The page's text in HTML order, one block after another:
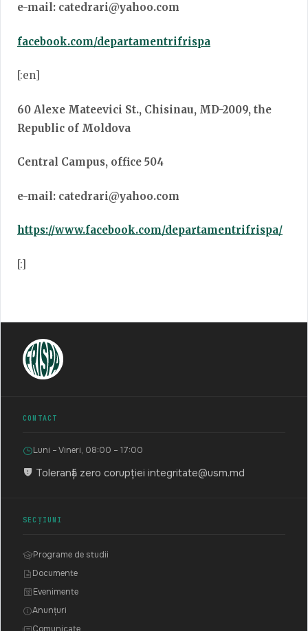
e-mail: catedrari@yahoo.com
facebook.com/departamentrifrispa
[:en]
60 Alexe Mateevici St., Chisinau, MD-2009, the
Republic of Moldova
Central Campus, office 504
e-mail: catedrari@yahoo.com
https://www.facebook.com/departamentrifrispa/
[:]
CONTACT
Luni – Vineri, 08:00 – 17:00
Toleranță zero corupției integritate@usm.md
SECȚIUNI
Programe de studii
Documente
Evenimente
Anunțuri